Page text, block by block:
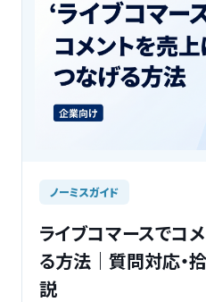
ノーミスガイド
ライブコマースでコ
る方法｜質問対応・
説